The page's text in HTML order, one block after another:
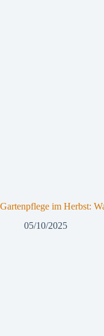
Gartenpflege im Herbst:
05/10/2025